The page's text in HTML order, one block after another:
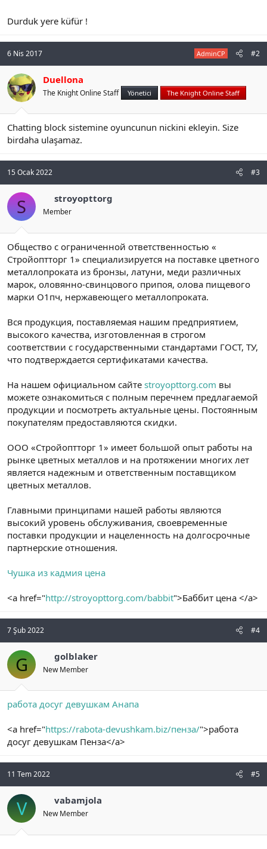
Durduk yere küfür !
6 Nis 2017 AdminCP #2
Duellona
The Knight Online Staff Yönetici The Knight Online Staff
Chatting block sistemine oyuncunun nickini ekleyin. Size
birdaha ulaşamaz.
15 Ocak 2022 #3
S stroyopttorg
Member
Общество с ограниченной ответственностью «
Стройоптторг 1» специализируется на поставке цветного
металлопроката из бронзы, латуни, меди различных
марок, оловянно-свинцового припоя, олова пищевого
марки О1пч, нержавеющего металлопроката.
Вся продукция, поставляемая нашим предприятием,
высокого качества, изготовленная в строгом
соответствии с государственными стандартами ГОСТ, ТУ,
что подтверждается сертификатами качества.
На нашем официальном сайте stroyopttorg.com вы
можете ознакомиться с полным перечнем предлагаемой
продукции и посмотреть актуальные цены. Постоянным
покупателям предоставляются скидки.
ООО «Стройоптторг 1» имеет большой опыт работы на
рынке цветных металлов и на протяжении многих лет
является надежным и ответственным поставщиком
цветных металлов.
Главными принципами нашей работы являются
высокий уровень обслуживания, своевременные
поставки продукции и нацеленность на долгосрочные
партнерские отношения.
Чушка из кадмия цена
<a href="http://stroyopttorg.com/babbit">Баббит цена </a>
7 Şub 2022 #4
G golblaker
New Member
работа досуг девушкам Анапа
<a href="https://rabota-devushkam.biz/пенза/">работа
досуг девушкам Пенза</a>
11 Tem 2022 #5
V vabamjola
New Member